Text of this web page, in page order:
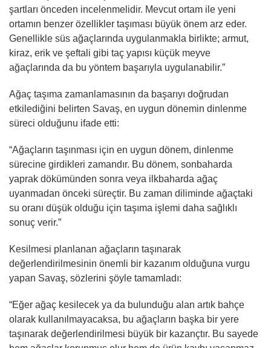
şartları önceden incelenmelidir. Mevcut ortam ile yeni
ortamın benzer özellikler taşıması büyük önem arz eder.
Genellikle süs ağaçlarında uygulanmakla birlikte; armut,
kiraz, erik ve şeftali gibi taç yapısı küçük meyve
ağaçlarında da bu yöntem başarıyla uygulanabilir.”
Ağaç taşıma zamanlamasının da başarıyı doğrudan
etkilediğini belirten Savaş, en uygun dönemin dinlenme
süreci olduğunu ifade etti:
“Ağaçların taşınması için en uygun dönem, dinlenme
sürecine girdikleri zamandır. Bu dönem, sonbaharda
yaprak dökümünden sonra veya ilkbaharda ağaç
uyanmadan önceki süreçtir. Bu zaman diliminde ağaçtaki
su oranı düşük olduğu için taşıma işlemi daha sağlıklı
sonuç verir.”
Kesilmesi planlanan ağaçların taşınarak
değerlendirilmesinin önemli bir kazanım olduğuna vurgu
yapan Savaş, sözlerini şöyle tamamladı:
“Eğer ağaç kesilecek ya da bulunduğu alan artık bahçe
olarak kullanılmayacaksa, bu ağaçların başka bir yere
taşınarak değerlendirilmesi büyük bir kazançtır. Bu sayede